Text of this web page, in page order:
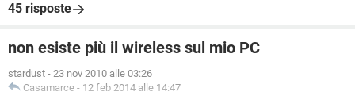
45 risposte
non esiste più il wireless sul mio PC
stardust - 23 nov 2010 alle 03:26
Casamarce - 12 feb 2014 alle 14:47